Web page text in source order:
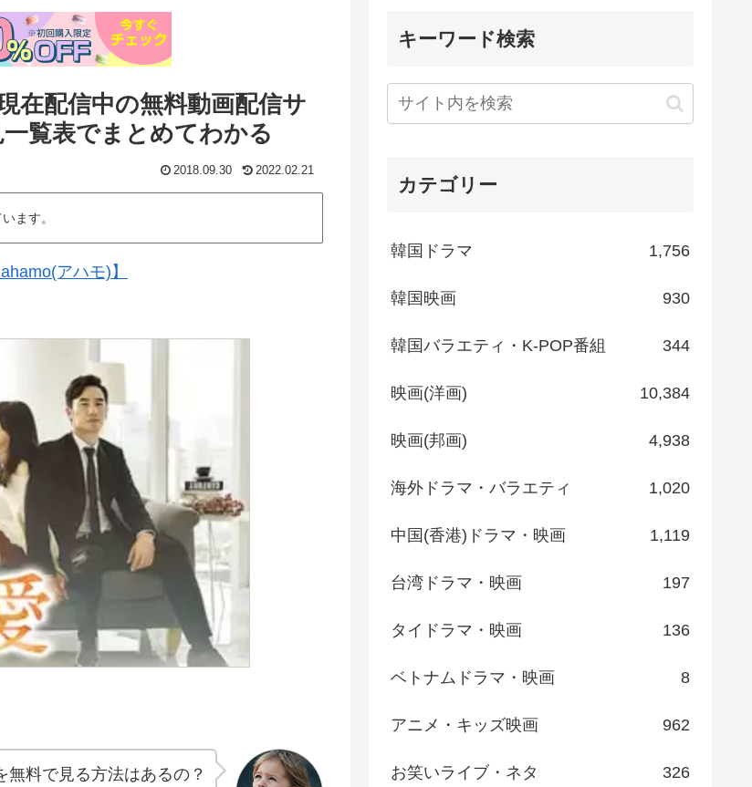
在配信中の無料動画配信サ
覧表でまとめてわかる
2018.09.30 2022.02.21
ます。
アハモ)】
料で見る方法はあるの？
キーワード検索
カテゴリー
韓国ドラマ 1,756
韓国映画 930
韓国バラエティ・K-POP番組 344
映画(洋画) 10,384
映画(邦画) 4,938
海外ドラマ・バラエティ 1,020
中国(香港)ドラマ・映画 1,119
台湾ドラマ・映画 197
タイドラマ・映画 136
ベトナムドラマ・映画 8
アニメ・キッズ映画 962
お笑いライブ・ネタ 326